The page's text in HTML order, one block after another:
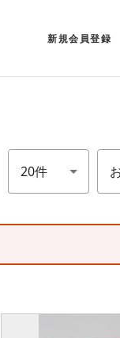
新規会員登録